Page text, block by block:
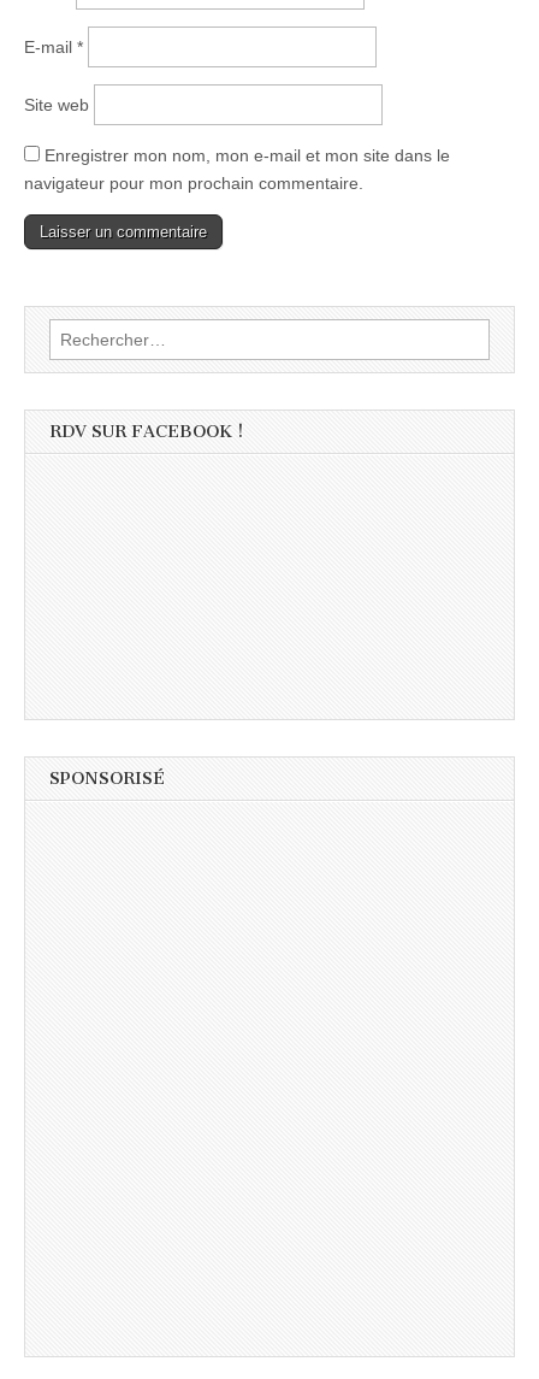
E-mail *
Site web
Enregistrer mon nom, mon e-mail et mon site dans le
navigateur pour mon prochain commentaire.
Rechercher :
RDV SUR FACEBOOK !
SPONSORISÉ